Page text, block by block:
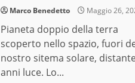
Marco Benedetto Maggio 26,
Pianeta doppio della terra
scoperto nello spazio, fuori
nostro sitema solare,
anni luce. Lo...